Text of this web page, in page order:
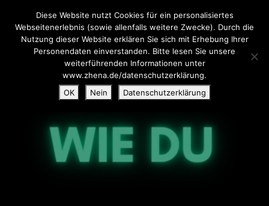
Diese Website nutzt Cookies für ein personalisiertes
Webseitenerlebnis (sowie allenfalls weitere Zwecke). Durch die
Nutzung dieser Website erklären Sie sich mit Erhebung Ihrer
Personendaten einverstanden. Bitte lesen Sie unsere
weiterführenden Informationen unter
www.zhena.de/datenschutzerklärung.
OK
Nein Datenschutzerklärung